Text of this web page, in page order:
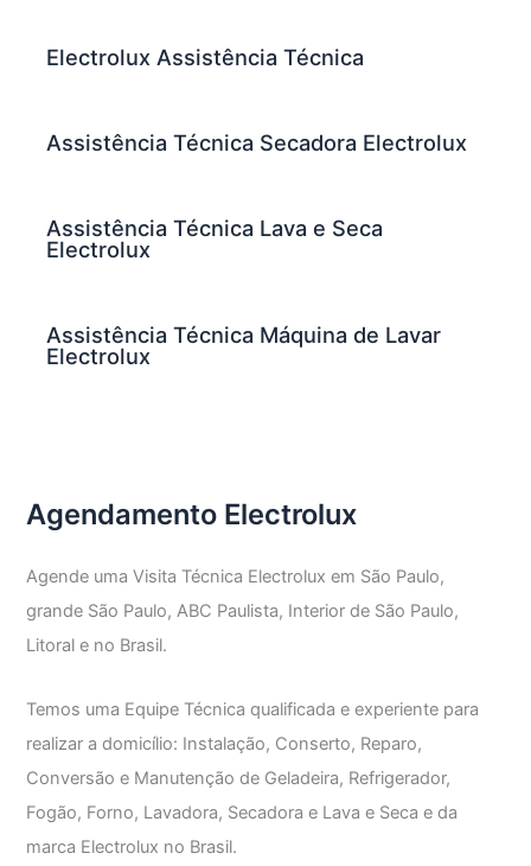
Electrolux Assistência Técnica
Assistência Técnica Secadora Electrolux
Assistência Técnica Lava e Seca
Electrolux
Assistência Técnica Máquina de Lavar
Electrolux
Agendamento Electrolux
Agende uma Visita Técnica Electrolux em São Paulo,
grande São Paulo, ABC Paulista, Interior de São Paulo,
Litoral e no Brasil.
Temos uma Equipe Técnica qualificada e experiente para
realizar a domicílio: Instalação, Conserto, Reparo,
Conversão e Manutenção de Geladeira, Refrigerador,
Fogão, Forno, Lavadora, Secadora e Lava e Seca e da
marca Electrolux no Brasil.